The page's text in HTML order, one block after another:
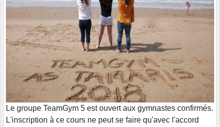
Le groupe TeamGym 5 est ouvert aux gymnastes confirmés.
L'inscription à ce cours ne peut se faire qu'avec l'accord